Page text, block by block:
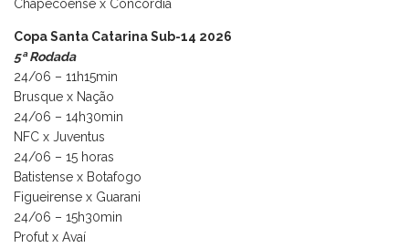
Chapecoense x Concórdia
Copa Santa Catarina Sub-14 2026
5ª Rodada
24/06 – 11h15min
Brusque x Nação
24/06 – 14h30min
NFC x Juventus
24/06 – 15 horas
Batistense x Botafogo
Figueirense x Guarani
24/06 – 15h30min
Profut x Avaí